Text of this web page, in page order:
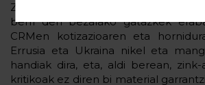
Zoritxarrez, Errusiaren eta
berri den bezalako gatazkek
CRMen kotizazioaren eta
Errusia eta Ukraina nikel eta
handiak dira, eta, aldi berean,
kritikoak ez diren bi material